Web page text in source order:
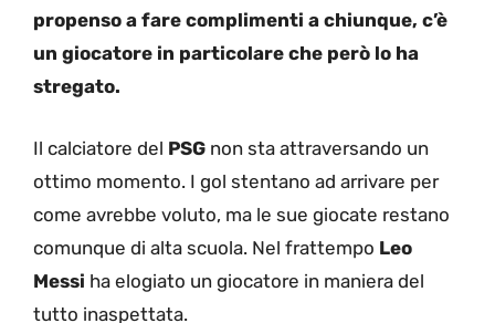
propenso a fare complimenti a chiunque, c’è
un giocatore in particolare che però lo ha
stregato.
Il calciatore del PSG non sta attraversando un
ottimo momento. I gol stentano ad arrivare per
come avrebbe voluto, ma le sue giocate restano
comunque di alta scuola. Nel frattempo Leo
Messi ha elogiato un giocatore in maniera del
tutto inaspettata.